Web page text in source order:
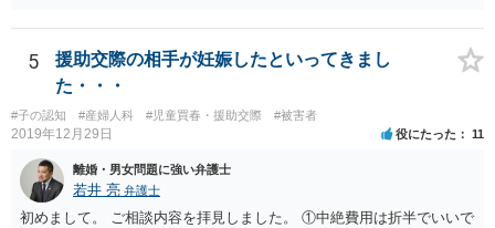
5
援助交際の相手が妊娠したといってきまし
た・・・
#子の認知 #産婦人科 #児童買春・援助交際 #被害者
2019年12月29日 役にたった 11
離婚・男女問題に強い弁護士
若井 亮 弁護士
初めまして。 ご相談内容を拝見しました。 ①中絶費用は折半でいいで